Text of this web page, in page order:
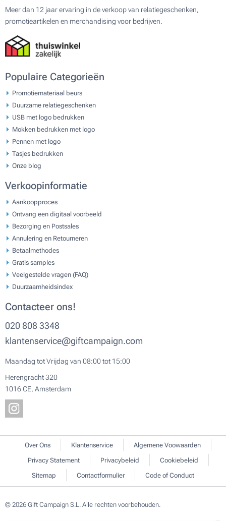
Meer dan 12 jaar ervaring in de verkoop van relatiegeschenken,
promotieartikelen en merchandising voor bedrijven.
Populaire Categorieën
Promotiemateriaal beurs
Duurzame relatiegeschenken
USB met logo bedrukken
Mokken bedrukken met logo
Pennen met logo
Tasjes bedrukken
Onze blog
Verkoopinformatie
Aankoopproces
Ontvang een digitaal voorbeeld
Bezorging en Postsales
Annulering en Retourneren
Betaalmethodes
Gratis samples
Veelgestelde vragen (FAQ)
Duurzaamheidsindex
Contacteer ons!
020 808 3348
klantenservice@giftcampaign.com
Maandag tot Vrijdag van 08:00 tot 15:00
Herengracht 320
1016 CE, Amsterdam
Over Ons Klantenservice
Algemene Voowaarden
Privacy Statement
Privacybeleid
Cookiebeleid
Sitemap
Contactformulier Code of Conduct
© 2026 Gift Campaign S.L. Alle rechten voorbehouden.